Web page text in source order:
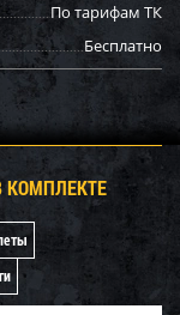
По тарифам ТК
Бесплатно
КОМПЛЕКТЕ